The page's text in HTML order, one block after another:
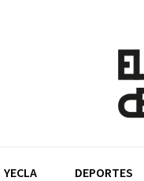
YECLA DEPORTES